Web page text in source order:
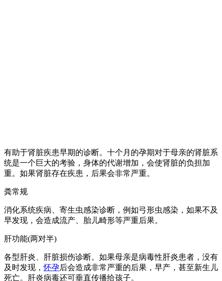
有助于肾脏疾患早期的诊断。十个月的孕期对于母亲的肾脏系
统是一个巨大的考验，身体的代谢增加，会使肾脏的负担加
重。如果肾脏存在疾患，后果会非常严重。
粪常规
消化系统疾病、寄生虫感染诊断，例如弓形虫感染，如果不及
早发现，会造成流产、胎儿畸形等严重后果。
肝功能(两对半)
各型肝炎、肝脏损伤诊断。如果母亲是病毒性肝炎患者，没有
及时发现，怀孕后会造成非常严重的后果，早产，甚至新生儿
死亡。肝炎病毒还可垂直传播给孩子。